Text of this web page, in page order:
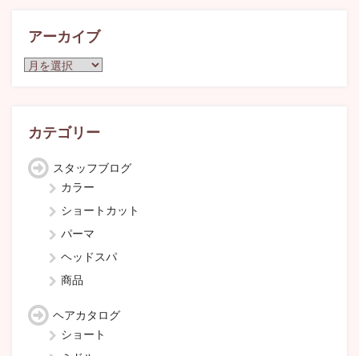
アーカイブ
ア
ブ
カテゴリー
スタッフブログ
カラー
ショートカット
パーマ
ヘッドスパ
商品
ヘアカタログ
ショート